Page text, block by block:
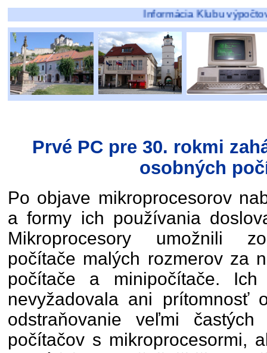
Informácia Klubu výpočtovej techniky
Prvé PC pre 30. rokmi
osobných
Po objave mikroprocesorov
a formy ich používania
Mikroprocesory umožnili
počítače malých rozmerov za
počítače a minipočítače.
nevyžadovala ani prítomnosť
odstraňovanie veľmi
počítačov s mikroprocesormi,